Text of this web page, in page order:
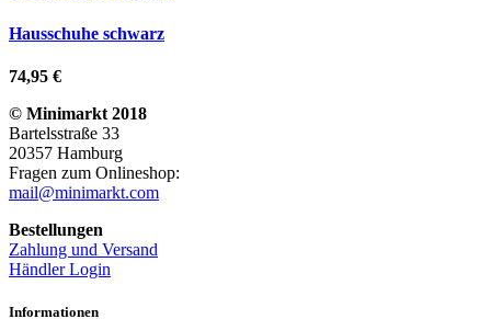
Hausschuhe schwarz
74,95 €
© Minimarkt 2018
Bartelsstraße 33
20357 Hamburg
Fragen zum Onlineshop:
mail@minimarkt.com
Bestellungen
Zahlung und Versand
Händler Login
Informationen